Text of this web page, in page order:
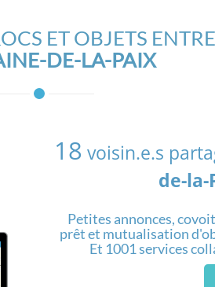
ET OBJETS
DE-LA-PAIX
18 voisin.e.s
de-la-
Petites annonces,
prêt et mutualisation
Et 1001 services